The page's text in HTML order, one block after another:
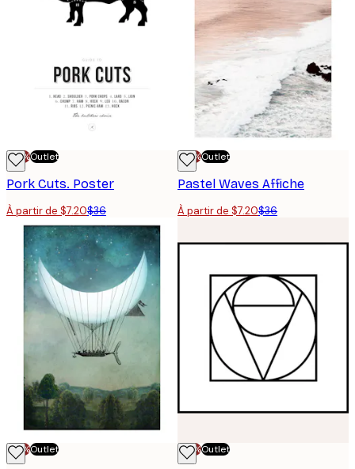
-70%Outlet
Pork Cuts. Poster
À partir de $7.20$36
-70%Outlet
Pastel Waves Affiche
À partir de $7.20$36
-70%Outlet -70%Outlet